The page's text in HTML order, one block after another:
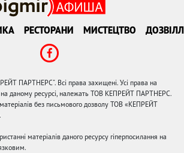
РЕСТОРАНИ МИСТЕЦТВО
ПАРТНЕРС". Всі права захищені. Усі права на
на даному ресурсі, належать ТОВ КЕПРЕЙТ ПАРТНЕРС.
без письмового дозволу ТОВ «КЕПРЕЙТ
матеріалів даного ресурсу гіперпосилання на